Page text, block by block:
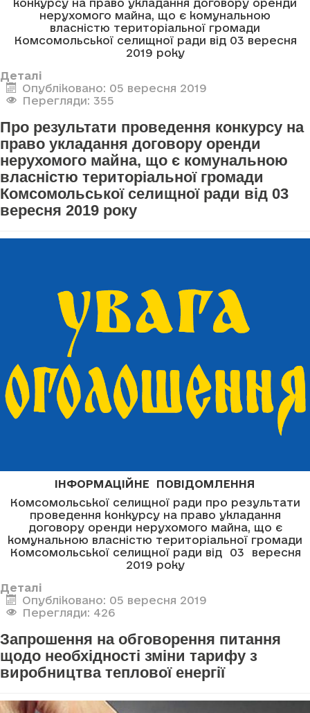
нерухомого майна, що є комунальною
власністю територіальної громади
Комсомольської селищної ради від 03 вересня
2019 року
Деталі
Опубліковано: 05 вересня 2019
Перегляди: 355
Про результати проведення конкурсу на
право укладання договору оренди
нерухомого майна, що є комунальною
власністю територіальної громади
Комсомольської селищної ради від 03
вересня 2019 року
ІНФОРМАЦІЙНЕ ПОВІДОМЛЕННЯ
Комсомольської селищної ради про результати
проведення конкурсу на право укладання
договору оренди нерухомого майна, що є
комунальною власністю територіальної громади
Комсомольської селищної ради від 03 вересня
2019 року
Деталі
Опубліковано: 05 вересня 2019
Перегляди: 426
Запрошення на обговорення питання
щодо необхідності зміни тарифу з
виробництва теплової енергії